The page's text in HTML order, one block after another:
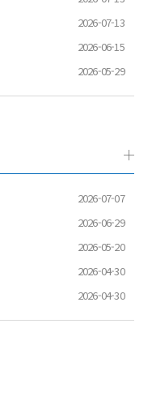
2026-07-13
2026-06-15
2026-05-29
2026-07-07
2026-06-29
2026-05-20
2026-04-30
2026-04-30